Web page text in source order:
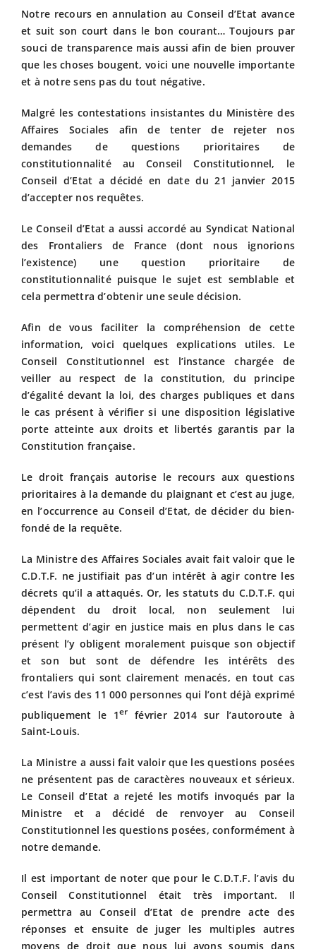
Notre recours en annulation au Conseil d’Etat avance
et suit son court dans le bon courant… Toujours par
souci de transparence mais aussi afin de bien prouver
que les choses bougent, voici une nouvelle importante
et à notre sens pas du tout négative.
Malgré les contestations insistantes du Ministère des
Affaires Sociales afin de tenter de rejeter nos
demandes de questions prioritaires de
constitutionnalité au Conseil Constitutionnel, le
Conseil d’Etat a décidé en date du 21 janvier 2015
d’accepter nos requêtes.
Le Conseil d’Etat a aussi accordé au Syndicat National
des Frontaliers de France (dont nous ignorions
l’existence) une question prioritaire de
constitutionnalité puisque le sujet est semblable et
cela permettra d’obtenir une seule décision.
Afin de vous faciliter la compréhension de cette
information, voici quelques explications utiles. Le
Conseil Constitutionnel est l’instance chargée de
veiller au respect de la constitution, du principe
d’égalité devant la loi, des charges publiques et dans
le cas présent à vérifier si une disposition législative
porte atteinte aux droits et libertés garantis par la
Constitution française.
Le droit français autorise le recours aux questions
prioritaires à la demande du plaignant et c’est au juge,
en l’occurrence au Conseil d’Etat, de décider du bien-
fondé de la requête.
La Ministre des Affaires Sociales avait fait valoir que le
C.D.T.F. ne justifiait pas d’un intérêt à agir contre les
décrets qu’il a attaqués. Or, les statuts du C.D.T.F. qui
dépendent du droit local, non seulement lui
permettent d’agir en justice mais en plus dans le cas
présent l’y obligent moralement puisque son objectif
et son but sont de défendre les intérêts des
frontaliers qui sont clairement menacés, en tout cas
c’est l’avis des 11 000 personnes qui l’ont déjà exprimé
publiquement le 1er
février 2014 sur l’autoroute à
Saint-Louis.
La Ministre a aussi fait valoir que les questions posées
ne présentent pas de caractères nouveaux et sérieux.
Le Conseil d’Etat a rejeté les motifs invoqués par la
Ministre et a décidé de renvoyer au Conseil
Constitutionnel les questions posées, conformément à
notre demande.
Il est important de noter que pour le C.D.T.F. l’avis du
Conseil Constitutionnel était très important. Il
permettra au Conseil d’Etat de prendre acte des
réponses et ensuite de juger les multiples autres
moyens de droit que nous lui avons soumis dans